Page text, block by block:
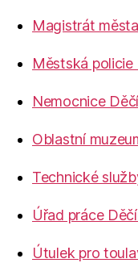
Magistrát
Městská policie
Nemocnice
Oblastní
Technické
Úřad práce
Útulek pro